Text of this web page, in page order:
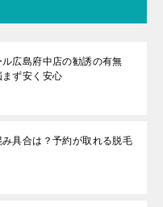
広島府中店の勧誘の有無
ず安く安心
具合は？予約が取れる脱毛